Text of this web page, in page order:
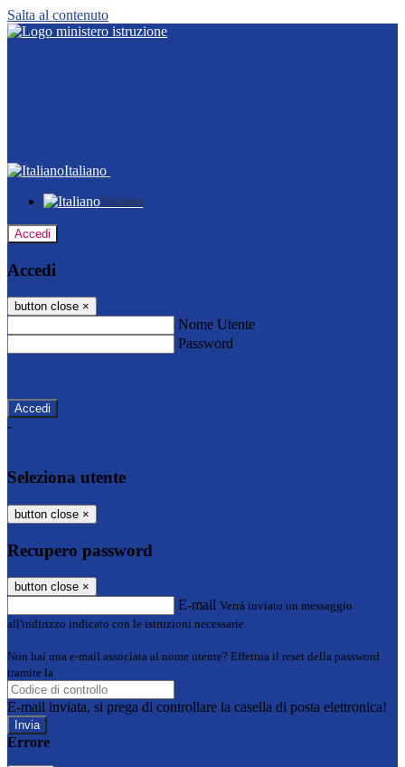
Salta al contenuto
Italiano
Italiano
Accedi
Accedi
button close ×
Nome Utente
Password
-
Seleziona utente
button close ×
Recupero password
button close ×
E-mail Verrà inviato un messaggio
all'indirizzo indicato con le istruzioni necessarie.
Non hai una e-mail associata al nome utente? Effettua il reset della password
tramite la
E-mail inviata, si prega di controllare la casella di posta elettronica!
Errore